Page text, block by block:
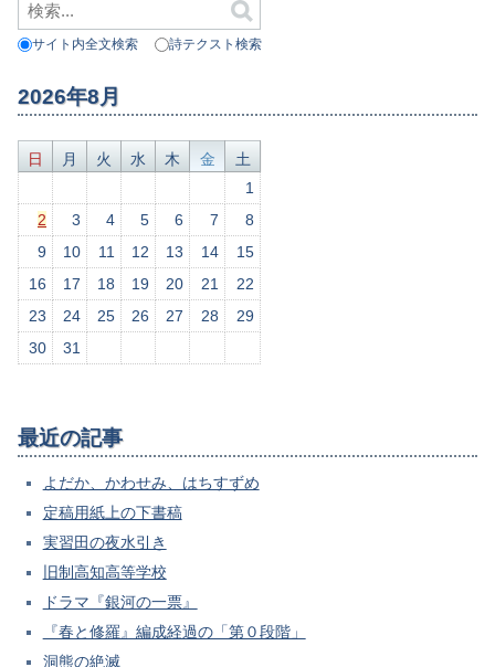
サイト内全文検索 詩テクスト検索
2026年8月
日 月 火 水 木 金
土
1
2
3 4 5 6 7
8
9
10 11 12 13 14
15
16
17 18 19 20 21
22
23
24 25 26 27 28
29
30
31
最近の記事
よだか、かわせみ、はちすずめ
定稿用紙上の下書稿
実習田の夜水引き
旧制高知高等学校
ドラマ『銀河の一票』
『春と修羅』編成経過の「第０段階」
洞熊の絶滅